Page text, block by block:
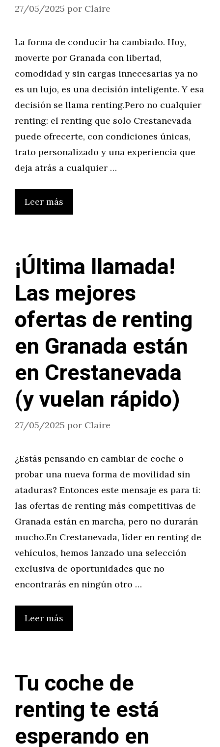
27/05/2025 por Claire
La forma de conducir ha cambiado. Hoy,
moverte por Granada con libertad,
comodidad y sin cargas innecesarias ya no
es un lujo, es una decisión inteligente. Y esa
decisión se llama renting.Pero no cualquier
renting: el renting que solo Crestanevada
puede ofrecerte, con condiciones únicas,
trato personalizado y una experiencia que
deja atrás a cualquier …
Leer más
¡Última llamada!
Las mejores
ofertas de renting
en Granada están
en Crestanevada
(y vuelan rápido)
27/05/2025 por Claire
¿Estás pensando en cambiar de coche o
probar una nueva forma de movilidad sin
ataduras? Entonces este mensaje es para ti:
las ofertas de renting más competitivas de
Granada están en marcha, pero no durarán
mucho.En Crestanevada, líder en renting de
vehículos, hemos lanzado una selección
exclusiva de oportunidades que no
encontrarás en ningún otro …
Leer más
Tu coche de
renting te está
esperando en